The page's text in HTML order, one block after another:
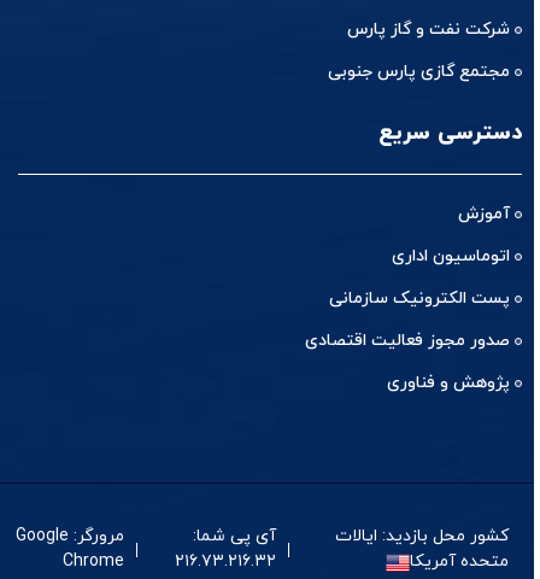
شرکت نفت و گاز پارس
مجتمع گازی پارس جنوبی
دسترسی سریع
آموزش
اتوماسیون اداری
پست الکترونیک سازمانی
صدور مجوز فعالیت اقتصادی
پژوهش و فناوری
کشور محل بازدید: ایالات
متحده آمریکا
آی پی شما:
۲۱۶.۷۳.۲۱۶.۳۲
مرورگر: Google
Chrome